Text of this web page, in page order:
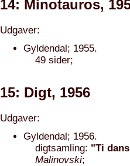
14: Minotauros,
Udgaver:
Gyldendal; 1955.
49 sider;
15: Digt, 1956
Udgaver:
Gyldendal; 1956.
digtsamling: "Ti
Malinovski;